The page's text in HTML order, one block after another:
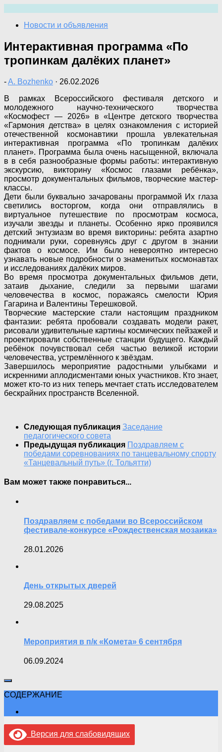
содержимому
Новости и объявления
Интерактивная программа «По
тропинкам далёких планет»
-A. Bozhenko · 26.02.2026
В рамках Всероссийского фестиваля детского и
молодежного научно-технического творчества
«Космофест — 2026» в «Центре детского творчества
«Гармония детства» в целях ознакомления с историей
отечественной космонавтики прошла увлекательная
интерактивная программа «По тропинкам далёких
планет». Программа была очень насыщенной, включала
в в себя разнообразные формы работы: интерактивную
экскурсию, викторину «Космос глазами ребёнка»,
просмотр документальных фильмов, творческие мастер-
классы.
Дети были буквально зачарованы программой Их глаза
светились восторгом, когда они отправлялись в
виртуальное путешествие по просмотрам космоса,
изучали звезды и планеты. Особенно ярко проявился
детский энтузиазм во время викторины: ребята азартно
поднимали руки, соревнуясь друг с другом в знании
фактов о космосе. Им было невероятно интересно
узнавать новые подробности о знаменитых космонавтах
и исследованиях далёких миров.
Во время просмотра документальных фильмов дети,
затаив дыхание, следили за первыми шагами
человечества в космос, поражаясь смелости Юрия
Гагарина и Валентины Терешковой.
Творческие мастерские стали настоящим праздником
фантазии: ребята пробовали создавать модели ракет,
рисовали удивительные картины космических пейзажей и
проектировали собственные станции будущего. Каждый
ребёнок почувствовал себя частью великой истории
человечества, устремлённого к звёздам.
Завершилось мероприятие радостными улыбками и
искренними аплодисментами юных участников. Кто знает,
может кто-то из них теперь мечтает стать исследователем
бескрайних пространств Вселенной.
Следующая публикация Заседание
педагогического совета
Предыдущая публикация Поздравляем с
победами соревнованиях по танцевальному спорту
«Танцевальный путь» (г. Тольятти)
Вам может также понравиться...
Поздравляем с победами во Всероссийском
фестивале-конкурсе «Рождественская мозаика»
28.01.2026
День открытых дверей
29.08.2025
Мероприятия в п/к «Комета» 6 сентября
06.09.2024
СОДЕРЖАНИЕ
Версия для слабовидящих